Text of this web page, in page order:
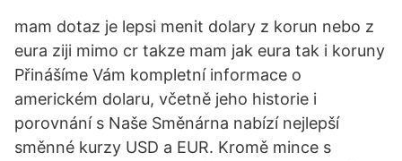
mam dotaz je lepsi menit dolary z korun nebo z
eura ziji mimo cr takze mam jak eura tak i koruny
Přinášíme Vám kompletní informace o
americkém dolaru, včetně jeho historie i
porovnání s Naše Směnárna nabízí nejlepší
směnné kurzy USD a EUR. Kromě mince s